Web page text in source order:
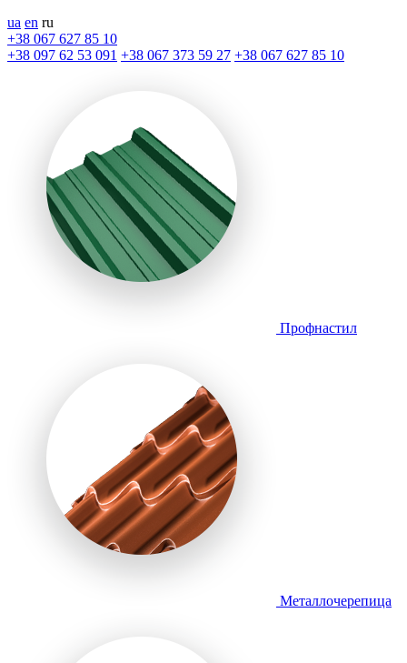
ua en ru
+38 067 627 85 10
+38 097 62 53 091 +38 067 373 59 27 +38 067 627 85 10
Профнастил
Металлочерепица